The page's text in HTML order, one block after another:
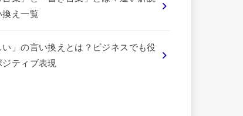
換え一覧
い」の言い換えとは？ビジネスでも役
ジティブ表現